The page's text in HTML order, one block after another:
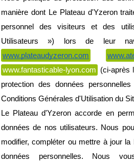
manière dont Le Plateau d'Yzeron
personnel des visiteurs et des
www.plateaudyzeron.com
www.fantasticable-lyon.com
(ci-après
protection des données
Conditions Générales d'Utilisation du
Le Plateau d'Yzeron accorde en
données de nos utilisateurs. Nous
modifier, compléter ou mettre à jour la
données personnelles. Nous